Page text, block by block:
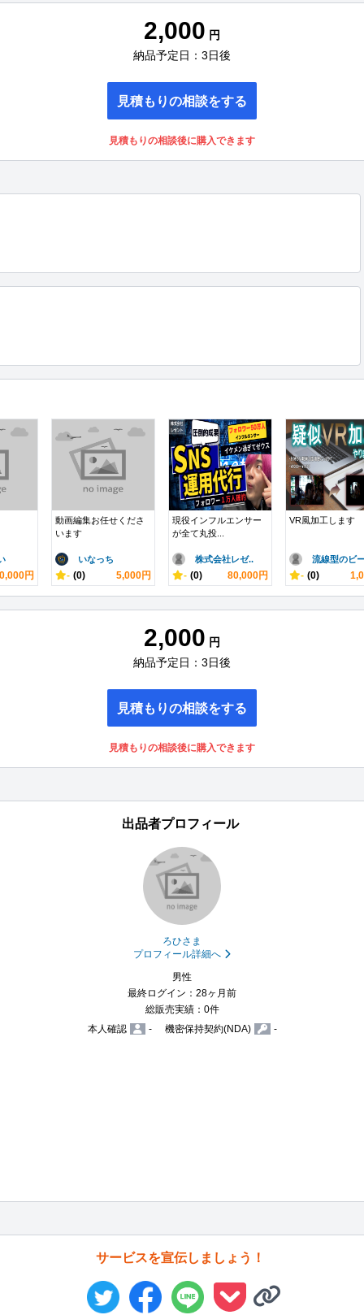
2,000 円
納品予定日：3日後
見積もりの相談をする
見積もりの相談後に購入できます
円
動画編集お任せくださ
います
いなっち
- (0) 5,000円
現役インフルエンサー
が全て丸投...
株式会社レゼ..
- (0) 80,000円
VR風加工します
流線型のビ
- (0)
2,000 円
納品予定日：3日後
見積もりの相談をする
見積もりの相談後に購入できます
出品者プロフィール
ろひさま
プロフィール詳細へ
男性
最終ログイン：28ヶ月前
総販売実績：0件
本人確認
- 機密保持契約(NDA) -
サービスを宣伝しましょう！